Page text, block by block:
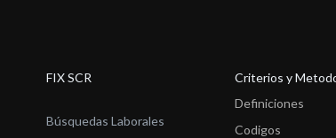
FIX SCR
Búsquedas Laborales
Criterios y
Definiciones
Codigos